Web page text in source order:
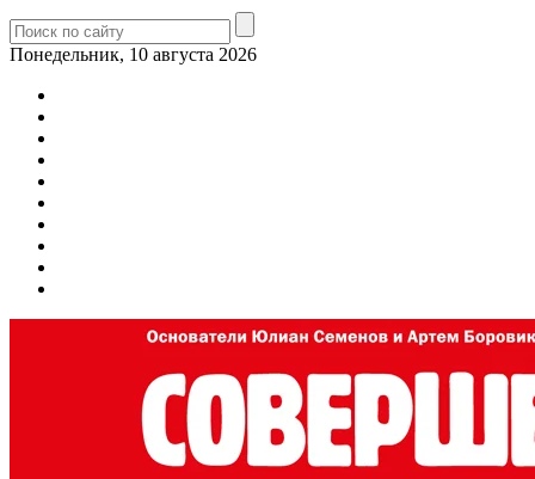
Понедельник, 10 августа 2026